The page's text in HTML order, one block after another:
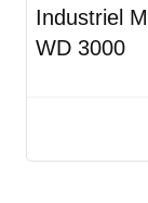
Industriel
WD 3000